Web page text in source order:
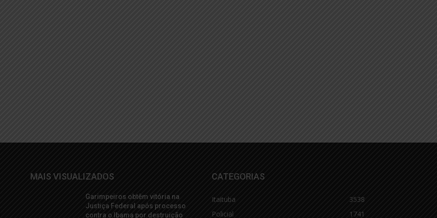
MAIS VISUALIZADOS
Garimpeiros obtêm vitória na
Justiça Federal após processo
contra o Ibama por destruição
CATEGORIAS
Itaituba
3538
Policial
1741